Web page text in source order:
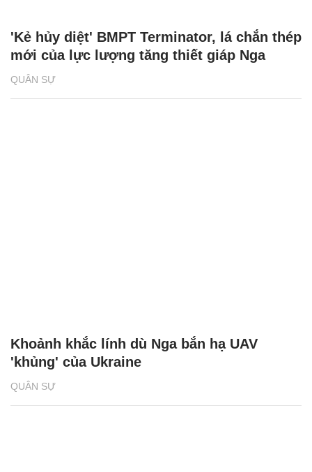
QUÂN SỰ
'Kẻ hủy diệt' BMPT Terminator, lá chắn thép
mới của lực lượng tăng thiết giáp Nga
QUÂN SỰ
Khoảnh khắc lính dù Nga bắn hạ UAV
'khủng' của Ukraine